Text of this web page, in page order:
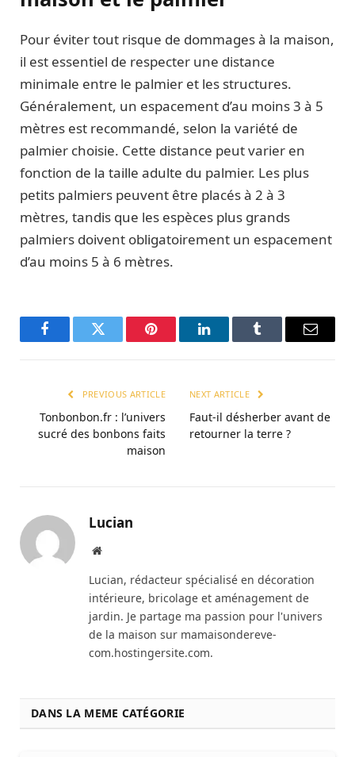
Pour éviter tout risque de dommages à la maison,
il est essentiel de respecter une distance
minimale entre le palmier et les structures.
Généralement, un espacement d’au moins 3 à 5
mètres est recommandé, selon la variété de
palmier choisie. Cette distance peut varier en
fonction de la taille adulte du palmier. Les plus
petits palmiers peuvent être placés à 2 à 3
mètres, tandis que les espèces plus grands
palmiers doivent obligatoirement un espacement
d’au moins 5 à 6 mètres.
FacebookTwitter Pinterest LinkedInTumblr Email
PREVIOUS ARTICLE
Tonbonbon.fr : l’univers
sucré des bonbons faits
maison
NEXT ARTICLE
Faut-il désherber avant de
retourner la terre ?
Lucian
Website
Lucian, rédacteur spécialisé en décoration
intérieure, bricolage et aménagement de
jardin. Je partage ma passion pour l'univers
de la maison sur mamaisondereve-
com.hostingersite.com.
DANS LA MEME CATÉGORIE